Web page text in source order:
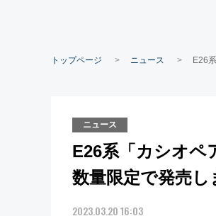
トップページ ニュース E26
ニュース
E26系「カシオペ
数量限定で発売し
2023.03.20 16:03